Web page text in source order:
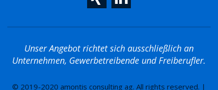
Unser Angebot richtet sich ausschließlich an
Unternehmen, Gewerbetreibende und Freiberufler.
© 2019-2020 amontis consulting ag. All rights reserved. |